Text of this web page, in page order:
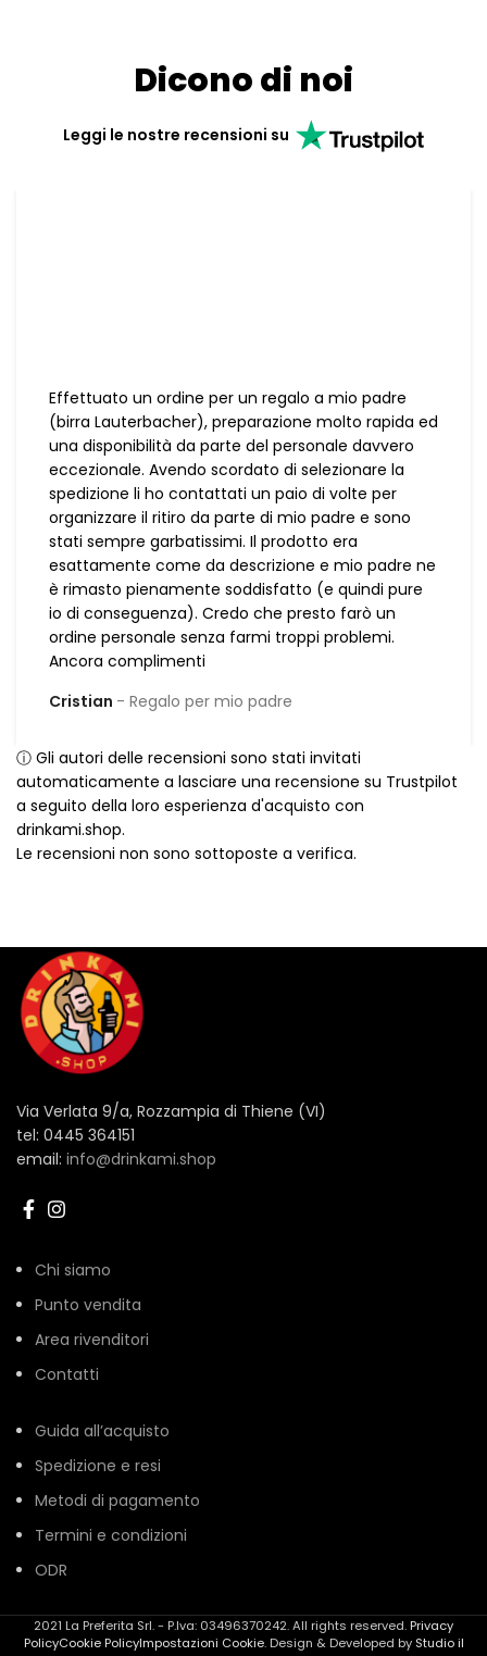
Dicono di noi
Leggi le nostre recensioni su
Effettuato un ordine per un regalo a mio padre
(birra Lauterbacher), preparazione molto rapida ed
una disponibilità da parte del personale davvero
eccezionale. Avendo scordato di selezionare la
spedizione li ho contattati un paio di volte per
organizzare il ritiro da parte di mio padre e sono
stati sempre garbatissimi. Il prodotto era
esattamente come da descrizione e mio padre ne
è rimasto pienamente soddisfatto (e quindi pure
io di conseguenza). Credo che presto farò un
ordine personale senza farmi troppi problemi.
Ancora complimenti
Cristian
Regalo per mio padre
ⓘ Gli autori delle recensioni sono stati invitati
automaticamente a lasciare una recensione su Trustpilot
a seguito della loro esperienza d'acquisto con
drinkami.shop.
Le recensioni non sono sottoposte a verifica.
Via Verlata 9/a, Rozzampia di Thiene (VI)
tel: 0445 364151
email: info@drinkami.shop
Chi siamo
Punto vendita
Area rivenditori
Contatti
Guida all’acquisto
Spedizione e resi
Metodi di pagamento
Termini e condizioni
ODR
2021 La Preferita Srl. - P.Iva: 03496370242. All rights reserved.Privacy
PolicyCookie PolicyImpostazioni Cookie. Design & Developed by Studio il